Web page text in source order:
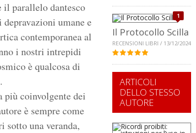
il parallelo dantesco
umane e
contemporanea al
i nostri intrepidi
è qualcosa di
più coinvolgente dei
è sempre come
sotto una veranda,
1
Il Protocollo Scilla
RECENSIONI LIBRI / 13/12/2024
ARTICOLI
DELLO STESSO
AUTORE